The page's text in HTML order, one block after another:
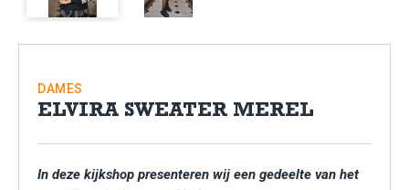
DAMES
ELVIRA SWEATER MEREL
In deze kijkshop presenteren wij een gedeelte van het